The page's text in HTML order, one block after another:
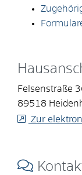
Felsenstraße
89518
Zur